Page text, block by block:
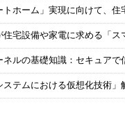
トホーム」実現に向けて、
住宅設備や家電に求める「
ネルの基礎知識：セキュアで
ステムにおける仮想化技術